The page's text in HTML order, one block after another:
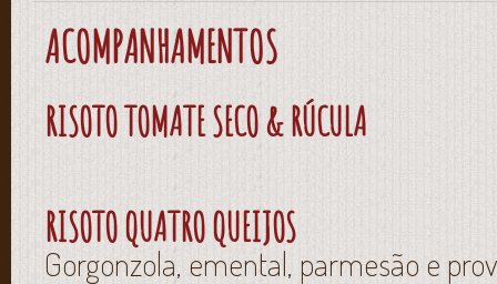
ACOMPANHAMENTOS
RISOTO TOMATE SECO & RÚCULA
RISOTO QUATRO QUEIJOS
Gorgonzola, emental, parmesão e